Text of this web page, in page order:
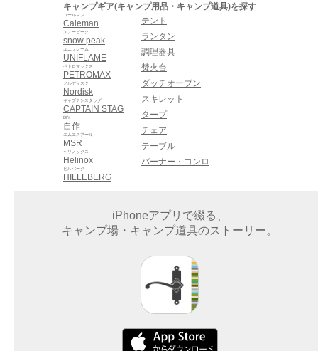
キャンプギア(キャンプ用品・キャンプ道具)を探す
Caleman
コールマン
snow peak
スノーピーク
UNIFLAME
ユニフレーム
PETROMAX
ペトロマックス
Nordisk
ノルディスク
CAPTAIN STAG
キャプテンスタッグ
自作
DIY
MSR
エムエスアール
Helinox
ヘリノックス
HILLEBERG
ヒルバーグ
テント
ランタン
調理器具
焚火台
ダッチオーブン
スキレット
タープ
チェア
テーブル
バーナー・コンロ
iPhoneアプリで綴る、
キャンプ場・キャンプ道具のストーリー。